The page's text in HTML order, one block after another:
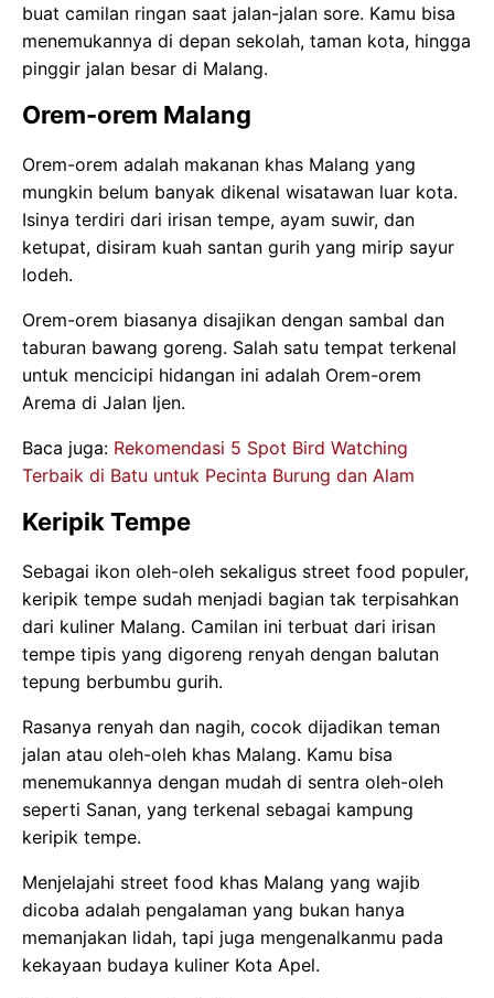
buat camilan ringan saat jalan-jalan sore. Kamu bisa
menemukannya di depan sekolah, taman kota, hingga
pinggir jalan besar di Malang.
Orem-orem Malang
Orem-orem adalah makanan khas Malang yang
mungkin belum banyak dikenal wisatawan luar kota.
Isinya terdiri dari irisan tempe, ayam suwir, dan
ketupat, disiram kuah santan gurih yang mirip sayur
lodeh.
Orem-orem biasanya disajikan dengan sambal dan
taburan bawang goreng. Salah satu tempat terkenal
untuk mencicipi hidangan ini adalah Orem-orem
Arema di Jalan Ijen.
Baca juga: Rekomendasi 5 Spot Bird Watching
Terbaik di Batu untuk Pecinta Burung dan Alam
Keripik Tempe
Sebagai ikon oleh-oleh sekaligus street food populer,
keripik tempe sudah menjadi bagian tak terpisahkan
dari kuliner Malang. Camilan ini terbuat dari irisan
tempe tipis yang digoreng renyah dengan balutan
tepung berbumbu gurih.
Rasanya renyah dan nagih, cocok dijadikan teman
jalan atau oleh-oleh khas Malang. Kamu bisa
menemukannya dengan mudah di sentra oleh-oleh
seperti Sanan, yang terkenal sebagai kampung
keripik tempe.
Menjelajahi street food khas Malang yang wajib
dicoba adalah pengalaman yang bukan hanya
memanjakan lidah, tapi juga mengenalkanmu pada
kekayaan budaya kuliner Kota Apel.